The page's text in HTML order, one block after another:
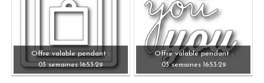
Offre valable pendant :
03 semaines 16:53:28
Offre valable pendant :
03 semaines 16:53:28